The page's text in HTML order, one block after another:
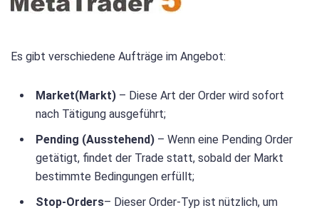
Es gibt verschiedene Aufträge im Angebot:
Market(Markt) – Diese Art der Order wird sofort
nach Tätigung ausgeführt;
Pending (Ausstehend) – Wenn eine Pending Order
getätigt, findet der Trade statt, sobald der Markt
bestimmte Bedingungen erfüllt;
Stop-Orders– Dieser Order-Typ ist nützlich, um